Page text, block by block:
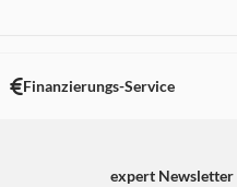
Finanzierungs-Service
expert Newsletter